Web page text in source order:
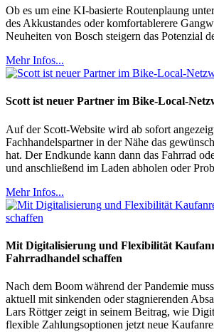
Ob es um eine KI-basierte Routenplaung
des Akkustandes oder komfortablerere
Neuheiten von Bosch steigern das Potenzial
Mehr Infos...
Scott ist neuer Partner im Bike-Local-
Auf der Scott-Website wird ab sofort
Fachhandelspartner in der Nähe das
hat. Der Endkunde kann dann das Fahrrad
und anschließend im Laden abholen oder
Mehr Infos...
Mit Digitalisierung und Flexibilität
Fahrradhandel schaffen
Nach dem Boom während der Pandemie
aktuell mit sinkenden oder stagnierenden
Lars Röttger zeigt in seinem Beitrag, wie
flexible Zahlungsoptionen jetzt neue